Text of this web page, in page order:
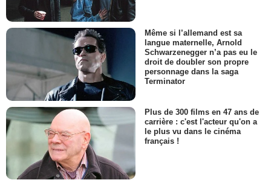
Même si l’allemand est sa
langue maternelle, Arnold
Schwarzenegger n’a pas eu le
droit de doubler son propre
personnage dans la saga
Terminator
Plus de 300 films en 47 ans de
carrière : c'est l'acteur qu'on a
le plus vu dans le cinéma
français !